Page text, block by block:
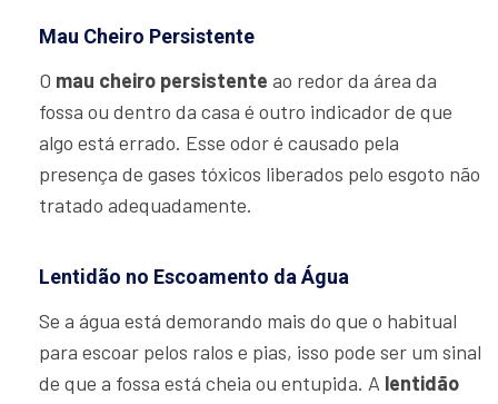
Mau Cheiro Persistente
O mau cheiro persistente ao redor da área da
fossa ou dentro da casa é outro indicador de que
algo está errado. Esse odor é causado pela
presença de gases tóxicos liberados pelo esgoto não
tratado adequadamente.
Lentidão no Escoamento da Água
Se a água está demorando mais do que o habitual
para escoar pelos ralos e pias, isso pode ser um sinal
de que a fossa está cheia ou entupida. A lentidão